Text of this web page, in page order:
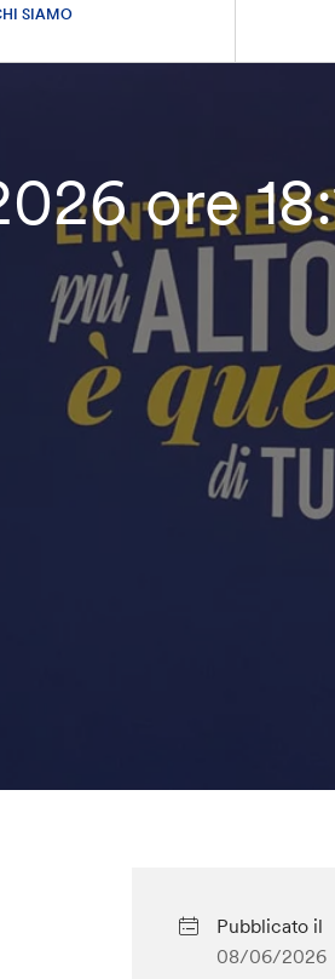
SIAMO
ore
Pubblicato il
08/06/2026